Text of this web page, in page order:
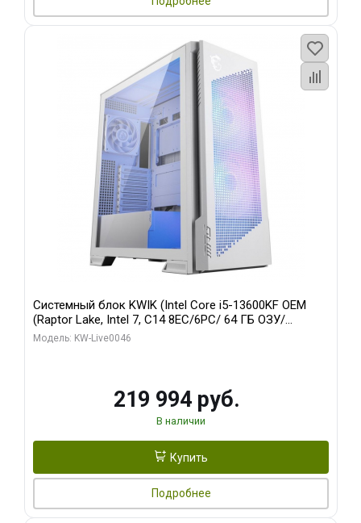
Системный блок KWIK (Intel Core i5-13600KF OEM
(Raptor Lake, Intel 7, C14 8EC/6PC/ 64 ГБ ОЗУ/
Gigabyte RTX5060Ti GAMING OC 8GB GDDR7 128bit
Модель: KW-Live0046
219 994 руб.
В наличии
Купить
Подробнее